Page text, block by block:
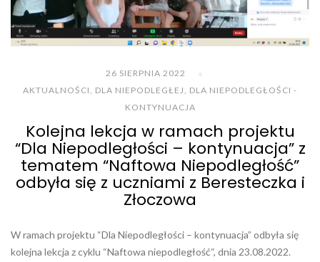
26 SIERPNIA 2022
AKTUALNOŚCI, DLA NIEPODLEGŁEJ, DLA NIEPODLEGŁOŚCI -
KONTYNUACJA
Kolejna lekcja w ramach projektu
“Dla Niepodległości – kontynuacja” z
tematem “Naftowa Niepodległość”
odbyła się z uczniami z Beresteczka i
Złoczowa
W ramach projektu “Dla Niepodległości – kontynuacja” odbyła się
kolejna lekcja z cyklu “Naftowa niepodległość“, dnia 23.08.2022.